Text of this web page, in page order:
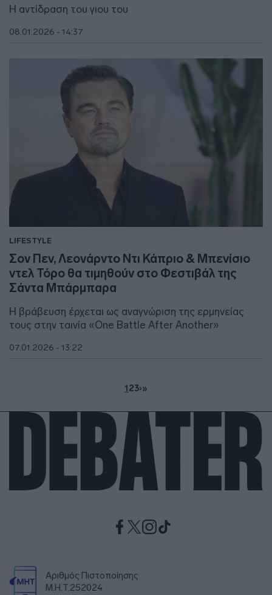
Η αντίδραση του γιου του
08.01.2026 - 14:37
LIFESTYLE
Σον Πεν, Λεονάρντο Ντι Κάπριο & Μπενίσιο
ντελ Τόρο θα τιμηθούν στο Φεστιβάλ της
Σάντα Μπάρμπαρα
Η βράβευση έρχεται ως αναγνώριση της ερμηνείας
τους στην ταινία «One Battle After Another»
07.01.2026 - 13:22
123›»
Αριθμός Πιστοποίησης
Μ.Η.Τ.252024